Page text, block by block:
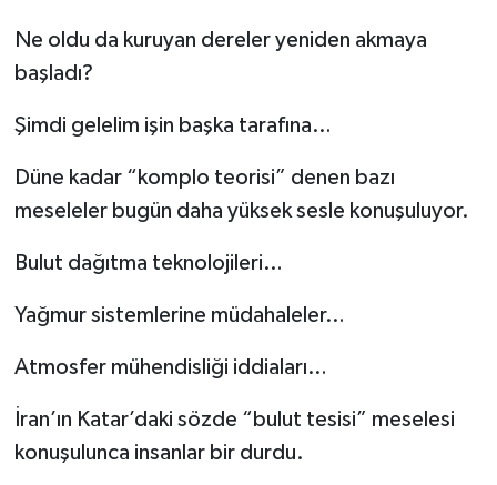
Ne oldu da kuruyan dereler yeniden akmaya
başladı?
Şimdi gelelim işin başka tarafına…
Düne kadar “komplo teorisi” denen bazı
meseleler bugün daha yüksek sesle konuşuluyor.
Bulut dağıtma teknolojileri…
Yağmur sistemlerine müdahaleler…
Atmosfer mühendisliği iddiaları…
İran’ın Katar’daki sözde “bulut tesisi” meselesi
konuşulunca insanlar bir durdu.